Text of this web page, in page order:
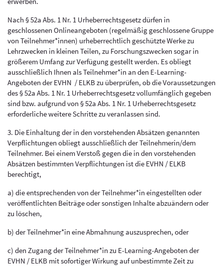
Nach § 52a Abs. 1 Nr. 1 Urheberrechtsgesetz dürfen in
geschlossenen Onlineangeboten (regelmäßig geschlossene Gruppe
von Teilnehmer*innen) urheberrechtlich geschützte Werke zu
Lehrzwecken in kleinen Teilen, zu Forschungszwecken sogar in
größerem Umfang zur Verfügung gestellt werden. Es obliegt
ausschließlich Ihnen als Teilnehmer*in an den E-Learning-
Angeboten der EVHN / ELKB zu überprüfen, ob die Voraussetzungen
des § 52a Abs. 1 Nr. 1 Urheberrechtsgesetz vollumfänglich gegeben
sind bzw. aufgrund von § 52a Abs. 1 Nr. 1 Urheberrechtsgesetz
erforderliche weitere Schritte zu veranlassen sind.
3. Die Einhaltung der in den vorstehenden Absätzen genannten
Verpflichtungen obliegt ausschließlich der Teilnehmerin/dem
Teilnehmer. Bei einem Verstoß gegen die in den vorstehenden
Absätzen bestimmten Verpflichtungen ist die EVHN / ELKB
berechtigt,
a) die entsprechenden von der Teilnehmer*in eingestellten oder
veröffentlichten Beiträge oder sonstigen Inhalte abzuändern oder
zu löschen,
b) der Teilnehmer*in eine Abmahnung auszusprechen, oder
c) den Zugang der Teilnehmer*in zu E-Learning-Angeboten der
EVHN / ELKB mit sofortiger Wirkung auf unbestimmte Zeit zu